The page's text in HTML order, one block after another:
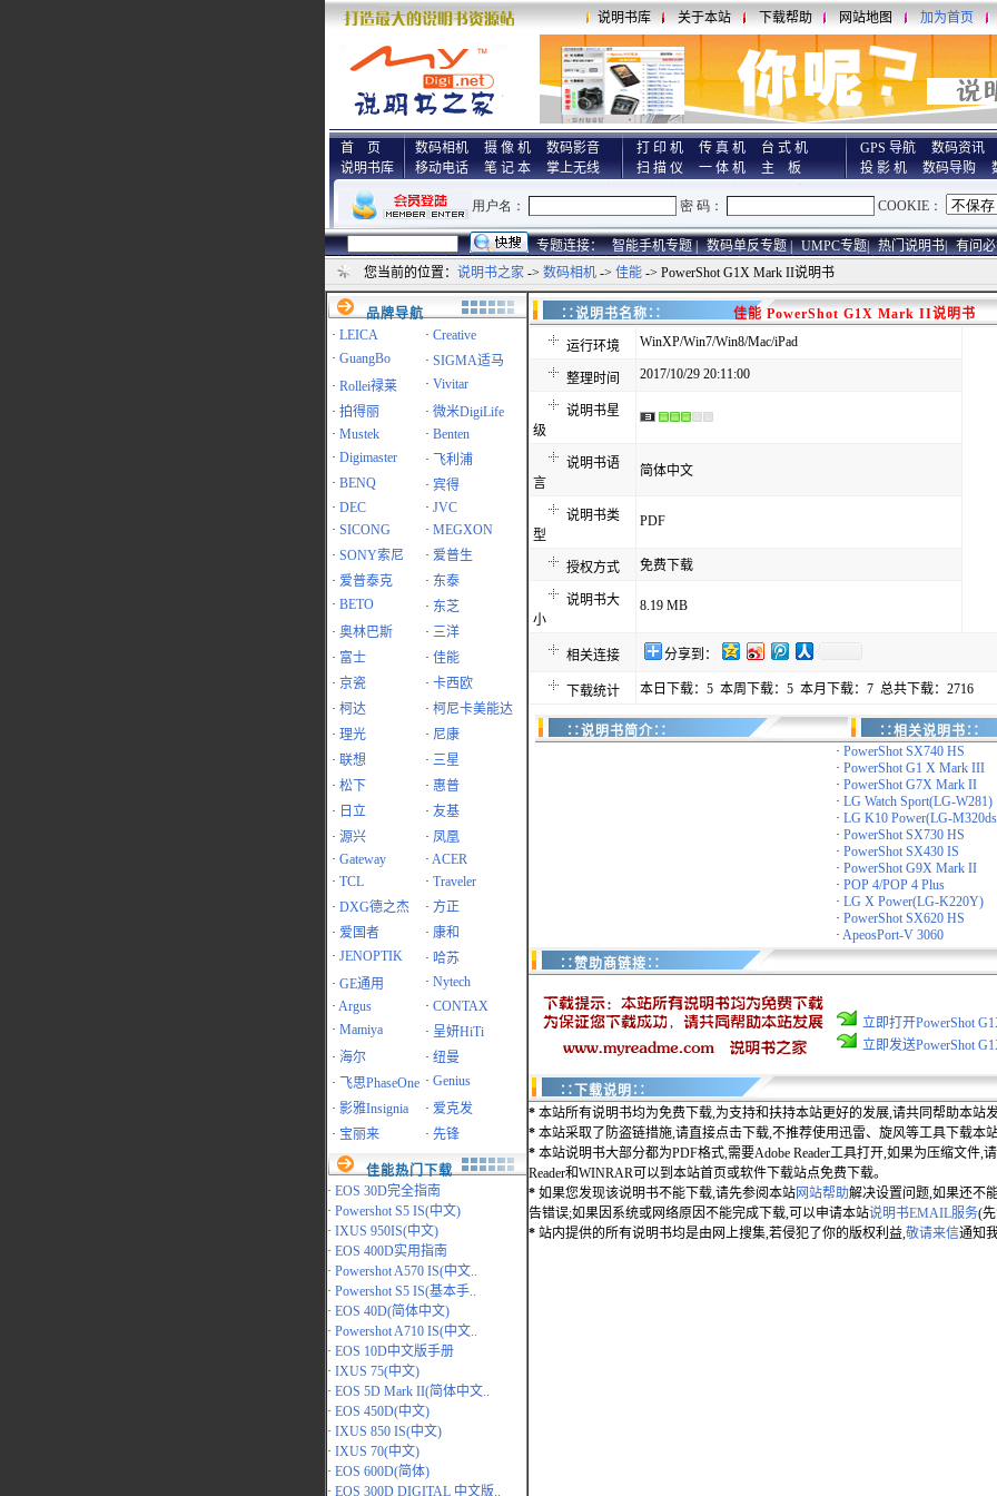
说明书库 关于本站 下载帮助 网站地图 加为首页
首 页
说明书库
数码相机 摄 像 机
数码影音
移动电话
笔 记 本 掌上无线
打 印 机 传 真 机
台 式 机
扫 描 仪
一 体 机 主 板
GPS 导航
数码资讯
投 影 机
数码导购
专题连接： 智能手机专题 | 数码单反专题 | UMPC专题| 热门说明书| 有问
您当前的位置： 说明书之家 -> 数码相机 -> 佳能 -> PowerShot G1X Mark II说明书
品牌导航
· LEICA · Creative
· GuangBo · SIGMA适马
· Rollei禄莱 · Vivitar
· 拍得丽 · 微米DigiLife
· Mustek · Benten
· Digimaster ·
飞利浦
· BENQ · 宾得
· DEC · JVC
· SICONG · MEGXON
· SONY索尼 · 爱普生
· 爱普泰克 · 东泰
· BETO · 东芝
· 奥林巴斯 · 三洋
· 富士 · 佳能
· 京瓷 · 卡西欧
· 柯达 · 柯尼卡美能达
· 理光 · 尼康
· 联想 · 三星
· 松下 · 惠普
· 日立 · 友基
· 源兴 · 凤凰
· Gateway · ACER
· TCL · Traveler
· DXG德之杰 · 方正
· 爱国者 · 康和
· JENOPTIK · 哈苏
· GE通用 · Nytech
· Argus · CONTAX
· Mamiya · 呈妍HiTi
· 海尔 · 纽曼
·
飞思PhaseOne · Genius
· 影雅Insignia · 爱克发
· 宝丽来 · 先锋
佳能热门下载
· EOS 30D完全指南
· Powershot S5 IS(中文)
· IXUS 950IS(中文)
· EOS 400D实用指南
· Powershot A570 IS(中文..
· Powershot S5 IS(基本手..
· EOS 40D(简体中文)
· Powershot A710 IS(中文..
· EOS 10D中文版手册
· IXUS 75(中文)
· EOS 5D Mark II(简体中文..
· EOS 450D(中文)
· IXUS 850 IS(中文)
· IXUS 70(中文)
· EOS 600D(简体)
· EOS 300D DIGITAL 中文版..
∷说明书名称∷ 佳能 PowerShot G1X Mark II说明书
运行环境 WinXP/Win7/Win8/Mac/iPad
整理时间 2017/10/29 20:11:00
说明书星
级
说明书语
言
简体中文
说明书类
型
PDF
授权方式 免费下载
说明书大
小
8.19 MB
相关连接 分享到：
下载统计 本日下载：5 本周下载：5 本月下载：7 总共下载：2716
∷说明书简介∷
∷相关说明书∷
· PowerShot SX740 HS
· PowerShot G1 X Mark III
· PowerShot G7X Mark II
· LG Watch Sport(LG-W281)
· LG K10 Power(LG-
· PowerShot SX730 HS
· PowerShot SX430 IS
· PowerShot G9X Mark II
· POP 4/POP 4 Plus
· LG X Power(LG-K220Y)
· PowerShot SX620 HS
· ApeosPort-V 3060
∷赞助商链接∷
立即打开PowerShot
立即发送PowerShot
∷下载说明∷
* 本站所有说明书均为免费下载,为支持和扶持本站更好的发展,请共同帮助本站
* 本站采取了防盗链措施,请直接点击下载,不推荐使用迅雷、旋风等工具下载本
* 本站说明书大部分都为PDF格式,需要Adobe Reader工具打开,如果为压缩文件,
Reader和WINRAR可以到本站首页或软件下载站点免费下载。
* 如果您发现该说明书不能下载,请先参阅本站网站帮助解决设置问题,如果还不
告错误;如果因系统或网络原因不能完成下载,可以申请本站说明书EMAIL服务(
* 站内提供的所有说明书均是由网上搜集,若侵犯了你的版权利益,敬请来信通知